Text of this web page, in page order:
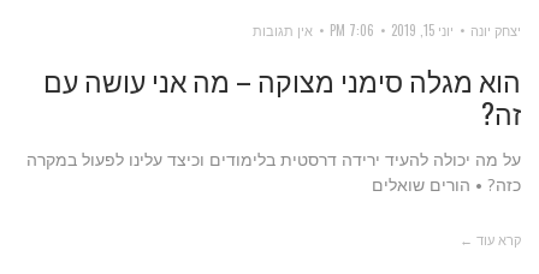
יצחק יונה יוני 15, 2019 7:06 PM אין תגובות
הוא מגלה סימני מצוקה – מה אני עושה עם
זה?
על מה יכולה להעיד ירידה דרסטית בלימודים וכיצד עלינו לפעול במקרה
כזה? • הורים שואלים
קרא עוד ←